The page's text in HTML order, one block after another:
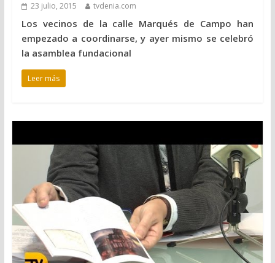
23 julio, 2015 tvdenia.com
Los vecinos de la calle Marqués de Campo han
empezado a coordinarse, y ayer mismo se celebró
la asamblea fundacional
Leer más